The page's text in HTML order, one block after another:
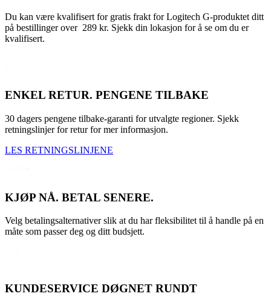
Du kan være kvalifisert for gratis frakt for Logitech G-produktet ditt
på bestillinger over 289 kr. Sjekk din lokasjon for å se om du er
kvalifisert.
ENKEL RETUR. PENGENE TILBAKE
30 dagers pengene tilbake-garanti for utvalgte regioner. Sjekk
retningslinjer for retur for mer informasjon.
LES RETNINGSLINJENE
KJØP NÅ. BETAL SENERE.
Velg betalingsalternativer slik at du har fleksibilitet til å handle på en
måte som passer deg og ditt budsjett.
KUNDESERVICE DØGNET RUNDT